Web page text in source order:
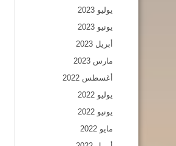
يوليو 2023
يونيو 2023
أبريل 2023
مارس 2023
أغسطس 2022
يوليو 2022
يونيو 2022
مايو 2022